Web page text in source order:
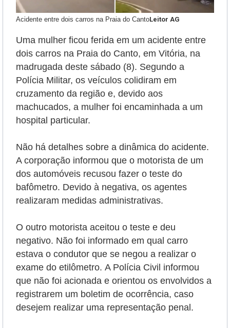
Acidente entre dois carros na Praia do CantoLeitor AG
Uma mulher ficou ferida em um acidente entre
dois carros na Praia do Canto, em Vitória, na
madrugada deste sábado (8). Segundo a
Polícia Militar, os veículos colidiram em
cruzamento da região e, devido aos
machucados, a mulher foi encaminhada a um
hospital particular.
Não há detalhes sobre a dinâmica do acidente.
A corporação informou que o motorista de um
dos automóveis recusou fazer o teste do
bafômetro. Devido à negativa, os agentes
realizaram medidas administrativas.
O outro motorista aceitou o teste e deu
negativo. Não foi informado em qual carro
estava o condutor que se negou a realizar o
exame do etilômetro. A Polícia Civil informou
que não foi acionada e orientou os envolvidos a
registrarem um boletim de ocorrência, caso
desejem realizar uma representação penal.